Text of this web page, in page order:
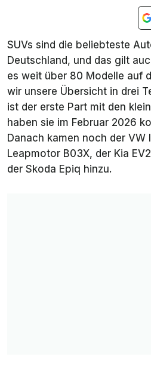
SUVs sind die beliebteste
Deutschland, und das gilt
es weit über 80 Modelle auf
wir unsere Übersicht in drei
ist der erste Part mit den
haben sie im Februar 2026
Danach kamen noch der VW
Leapmotor B03X, der Kia
der Skoda Epiq hinzu.